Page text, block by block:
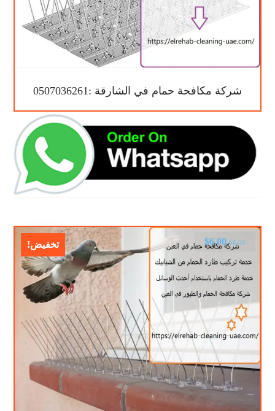
شركة مكافحة حمام في الشارقة :0507036261
تخفيض! $8.00
$6.00